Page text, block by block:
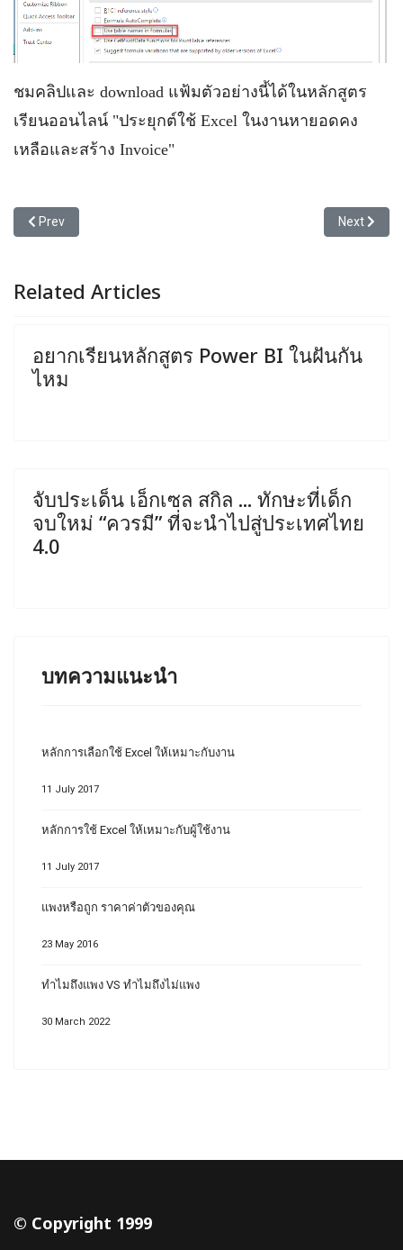
ชมคลิปและ download แฟ้มตัวอย่างนี้ได้ในหลักสูตร
เรียนออนไลน์ "ประยุกต์ใช้ Excel ในงานหายอดคง
เหลือและสร้าง Invoice"
Previous article: อยากเรียน Excel แล้ว ... 3 แบบนี้ เลือกแบบไหนดี
Prev Next
Next
Related Articles
อยากเรียนหลักสูตร Power BI ในฝันกัน
ไหม
จับประเด็น เอ็กเซล สกิล ... ทักษะที่เด็ก
จบใหม่ “ควรมี” ที่จะนำไปสู่ประเทศไทย
4.0
บทความแนะนำ
หลักการเลือกใช้ Excel ให้เหมาะกับงาน
11 July 2017
หลักการใช้ Excel ให้เหมาะกับผู้ใช้งาน
11 July 2017
แพงหรือถูก ราคาค่าตัวของคุณ
23 May 2016
ทำไมถึงแพง VS ทำไมถึงไม่แพง
30 March 2022
© Copyright 1999